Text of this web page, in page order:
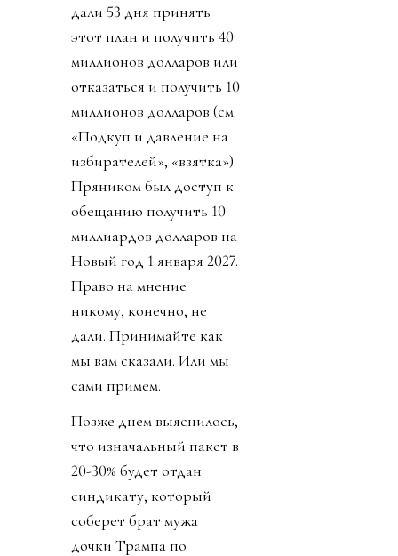
дали 53 дня принять
этот план и получить 40
миллионов долларов или
отказаться и получить 10
миллионов долларов (см.
«Подкуп и давление на
избирателей», «взятка»).
Пряником был доступ к
обещанию получить 10
миллиардов долларов на
Новый год 1 января 2027.
Право на мнение
никому, конечно, не
дали. Принимайте как
мы вам сказали. Или мы
сами примем.
Позже днем выяснилось,
что изначальный пакет в
20-30% будет отдан
синдикату, который
соберет брат мужа
дочки Трампа по